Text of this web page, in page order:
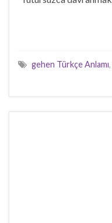
gehen Türkçe Anlamı,